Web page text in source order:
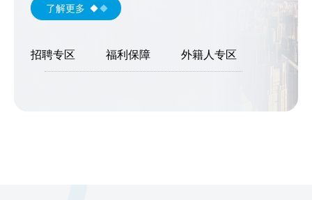
了解更多
招聘专区 福利保障 外籍人专区